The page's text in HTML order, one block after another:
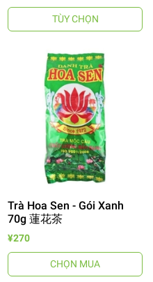
TÙY CHỌN
Trà Hoa Sen - Gói Xanh
70g 蓮花茶
¥270
CHỌN MUA